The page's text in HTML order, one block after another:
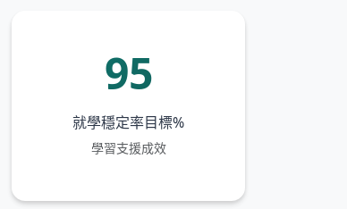
95
就學穩定率目標%
學習支援成效